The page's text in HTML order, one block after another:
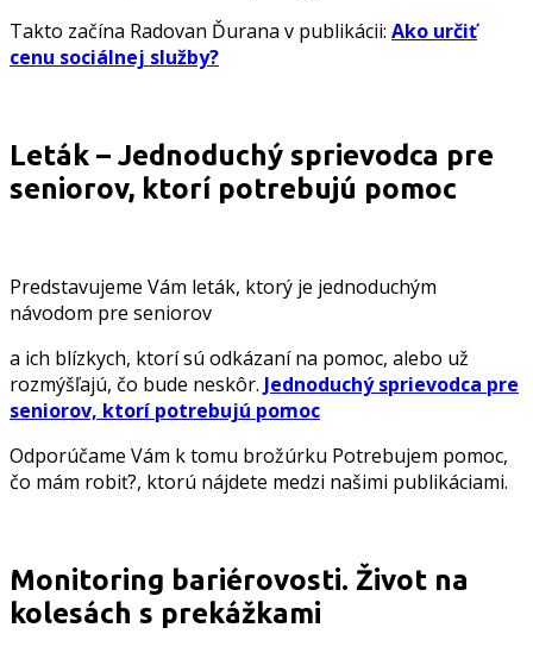
Takto začína Radovan Ďurana v publikácii: Ako určiť
cenu sociálnej služby?
Leták – Jednoduchý sprievodca pre
seniorov, ktorí potrebujú pomoc
Predstavujeme Vám leták, ktorý je jednoduchým
návodom pre seniorov
a ich blízkych, ktorí sú odkázaní na pomoc, alebo už
rozmýšľajú, čo bude neskôr. Jednoduchý sprievodca pre
seniorov, ktorí potrebujú pomoc
Odporúčame Vám k tomu brožúrku Potrebujem pomoc,
čo mám robiť?, ktorú nájdete medzi našimi publikáciami.
Monitoring bariérovosti. Život na
kolesách s prekážkami